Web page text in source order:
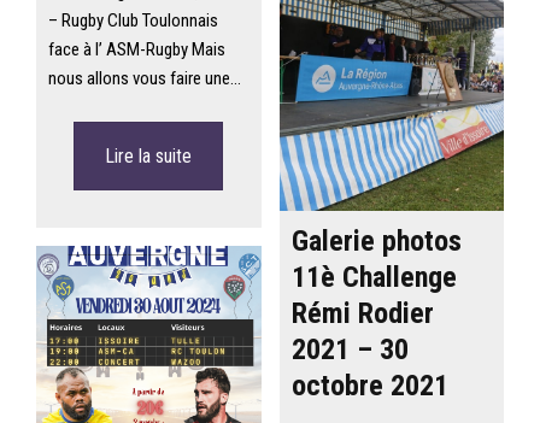
– Rugby Club Toulonnais
face à l’ ASM-Rugby Mais
nous allons vous faire une…
Lire la suite
Galerie photos
11è Challenge
Rémi Rodier
2021 – 30
octobre 2021